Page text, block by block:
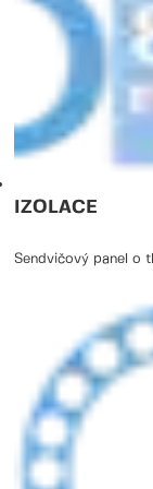
IZOLACE
Sendvičový panel o